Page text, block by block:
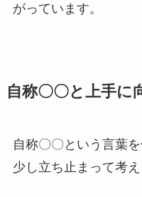
がっています。
自称〇〇と上手に
自称〇〇という言葉
少し立ち止まって考